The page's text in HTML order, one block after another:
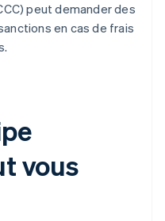
peut demander des
en cas de frais
vous